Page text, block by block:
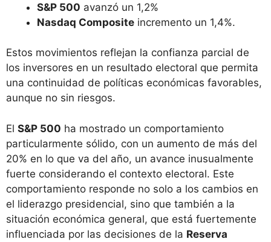
S&P 500 avanzó un 1,2%
Nasdaq Composite incremento un 1,4%.
Estos movimientos reflejan la confianza parcial de
los inversores en un resultado electoral que permita
una continuidad de políticas económicas favorables,
aunque no sin riesgos.
El S&P 500 ha mostrado un comportamiento
particularmente sólido, con un aumento de más del
20% en lo que va del año, un avance inusualmente
fuerte considerando el contexto electoral. Este
comportamiento responde no solo a los cambios en
el liderazgo presidencial, sino que también a la
situación económica general, que está fuertemente
influenciada por las decisiones de la Reserva